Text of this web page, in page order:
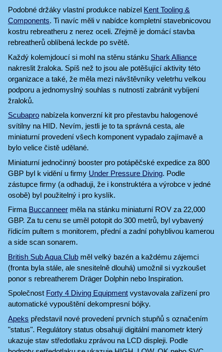
Podobné držáky vlastní produkce nabízel Kent Tooling &
Components. Ti navíc měli v nabídce kompletní stavebnicovou
kostru rebreatheru z nerez oceli. Zřejmě je domácí stavba
rebreatherů oblíbená leckde po světě.
Každý kolemjdoucí si mohl na stěnu stánku Shark Alliance
nakreslit žraloka. Spíš než to jsou ale potěšující aktivity této
organizace a také, že měla mezi návštěvníky veletrhu velkou
podporu a jednomyslný souhlas s nutností zabránit vybíjení
žraloků.
Scubapro nabízela konverzní kit pro přestavbu halogenové
svítilny na HID. Nevím, jestli je to ta správná cesta, ale
miniaturní provedení všech komponent vypadalo zajímavě a
bylo velice čistě udělané.
Miniaturní jednočinný booster pro potápěčské expedice za 800
GBP byl k vidění u firmy Under Pressure Diving. Podle
zástupce firmy (a odhaduji, že i konstruktéra a výrobce v jedné
osobě) byl použitelný i pro kyslík.
Firma Buccanneer měla na stánku miniaturní ROV za 22,000
GBP. Za tu cenu se uměl potopit do 300 metrů, byl vybavený
řídicím pultem s monitorem, přední a zadní pohyblivou kamerou
a side scan sonarem.
British Sub Aqua Club měl velký bazén a každému zájemci
(fronta byla stále, ale snesitelně dlouhá) umožnil si vyzkoušet
ponor s rebreatherem Dräger Dolphin nebo Inspiration.
Společnost Forty 4 Diving Equipment vystavovala zařízení pro
automatické vypouštění dekompresní bójky.
Apeks představil nové provedení prvních stupňů s označením
"status". Regulátory status obsahují digitální manometr který
ukazuje stav středotlaku zprávou na LCD displeji. Podle